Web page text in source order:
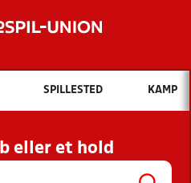
Hvad vil du søge efter?
INDHOLD OG NYHEDER
KLUBBER OG
SPILLESTED KAMP
eller et hold